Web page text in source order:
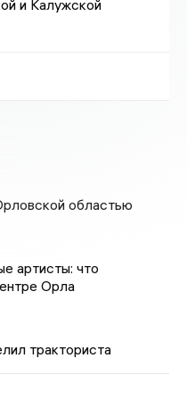
и Калужской
областью
артисты: что
Орла
тракториста